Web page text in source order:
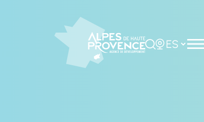
Choisir la langue